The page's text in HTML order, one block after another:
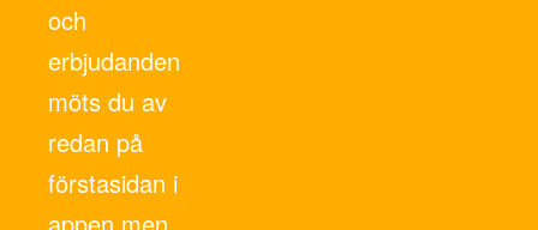
och
erbjudanden
möts du av
redan på
förstasidan i